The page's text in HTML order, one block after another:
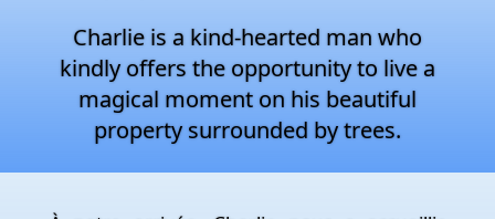
Charlie is a kind-hearted man who
kindly offers the opportunity to live a
magical moment on his beautiful
property surrounded by trees.